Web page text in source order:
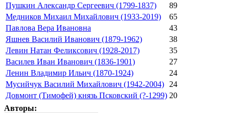
Пушкин Александр Сергеевич (1799-1837)
89
Медников Михаил Михайлович (1933-2019)
65
Павлова Вера Ивановна
43
Яшнев Василий Иванович (1879-1962)
38
Левин Натан Феликсович (1928-2017)
35
Василев Иван Иванович (1836-1901)
27
Ленин Владимир Ильич (1870-1924)
24
Мусийчук Василий Михайлович (1942-2004)
24
Довмонт (Тимофей) князь Псковский (?-1299) 20
Авторы: